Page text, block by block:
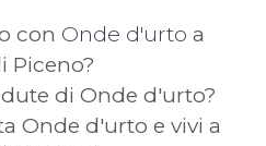
con Onde d'urto a
Piceno?
di Onde d'urto?
Onde d'urto e vivi a